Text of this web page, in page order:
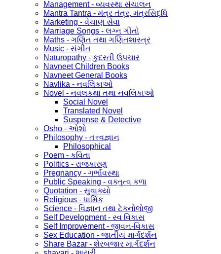
Management - વ્યવસ્થા સંચાલન
Mantra Tantra - મંત્ર તંત્ર, મંત્રસિદ્ધિ
Marketing - વેચાણ સેવા
Marriage Songs - લગ્ન ગીતો
Maths - ગણિત તથા ગણિતશાસ્ત્ર
Music - સંગીત
Naturopathy - કુદરતી ઉપચાર
Navneet Children Books
Navneet General Books
Navlika - નવલિકાઓ
Novel - નવલકથા તથા નવલિકાઓ
Social Novel
Translated Novel
Suspense & Detective
Osho - ઓશો
Philosophy - તત્ત્વજ્ઞાન
Philosophical
Poem - કવિતા
Politics - રાજકારણ
Pregnancy - ગર્ભાવસ્થા
Public Speaking - વક્તુત્વ કળા
Quotation - સુવાક્યો
Religious - ધાર્મિક
Science - વિજ્ઞાન તથા ટેકનોલોજી
Self Development - સ્વ વિકાસ
Self Improvement - જીવન-વિકાસ
Sex Education - જાતીય માર્ગદર્શન
Share Bazar - શેરબજાર માર્ગદર્શન